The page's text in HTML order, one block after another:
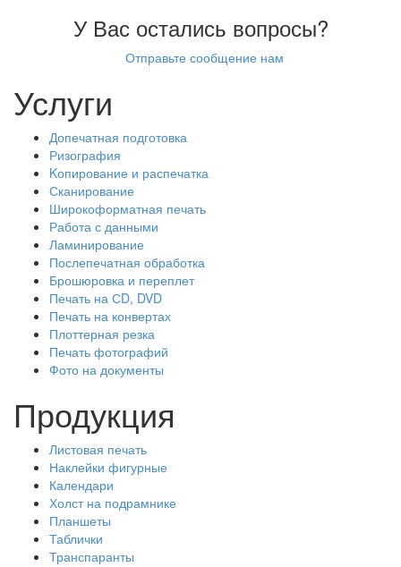
У Вас остались вопросы?
Отправьте сообщение нам
Услуги
Допечатная подготовка
Ризография
Kопирование и распечатка
Сканирование
Широкоформатная печать
Работа с данными
Ламинирование
Послепечатная обработка
Брошюровка и переплет
Печать на СD, DVD
Печать на конвертах
Плоттерная резка
Печать фотографий
Фото на документы
Продукция
Листовая печать
Наклейки фигурные
Календари
Холст на подрамнике
Планшеты
Таблички
Транспаранты